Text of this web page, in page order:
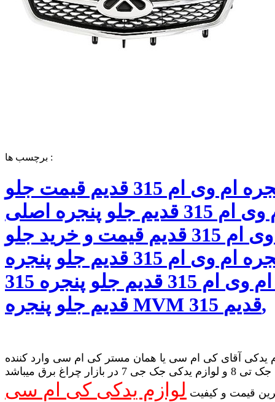
برچسب ها :
جلو پنجره ام وی ام 315 قدیم قیمت جلو
پنجره ام وی ام 315 قدیم جلو پنجره اصلی
ام وی ام 315 قدیم قیمت و خرید جلو
پنجره ام وی ام 315 قدیم جلو پنجره
اورجینال ام وی ام 315 قدیم جلو پنجره 315
قدیم جلو پنجره MVM 315 قدیم,
یدکی آقای کی ام سی یا همان مستر کی ام سی وارد کننده
لوازم یدکی جک تی 8 و لوازم یدکی جک جی 7 در بازار چراغ برق میباشد
قیمت و کیفیت لوازم یدکی کی ام سی